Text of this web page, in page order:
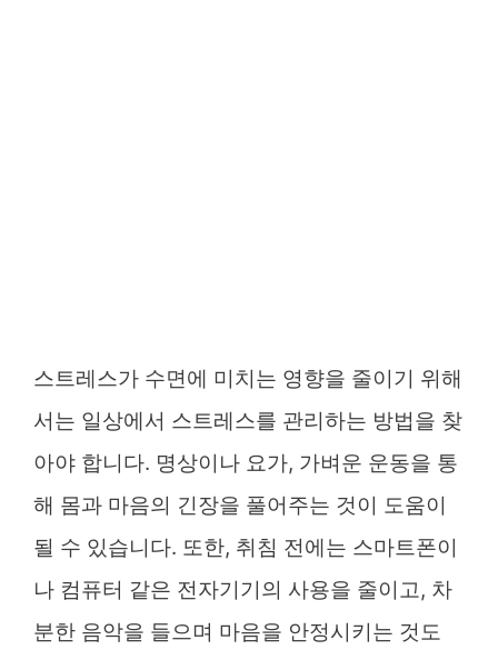
스트레스가 수면에 미치는 영향을 줄이기 위해
서는 일상에서 스트레스를 관리하는 방법을 찾
아야 합니다. 명상이나 요가, 가벼운 운동을 통
해 몸과 마음의 긴장을 풀어주는 것이 도움이
될 수 있습니다. 또한, 취침 전에는 스마트폰이
나 컴퓨터 같은 전자기기의 사용을 줄이고, 차
분한 음악을 들으며 마음을 안정시키는 것도